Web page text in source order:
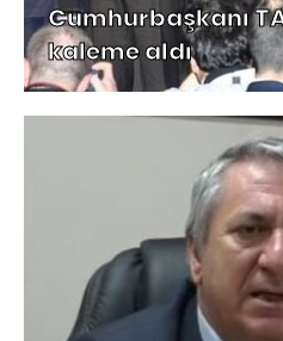
Cumhurbaşkanı
kaleme aldı